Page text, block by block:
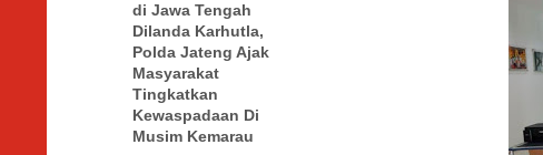
di Jawa Tengah
Dilanda Karhutla,
Polda Jateng Ajak
Masyarakat
Tingkatkan
Kewaspadaan Di
Musim Kemarau